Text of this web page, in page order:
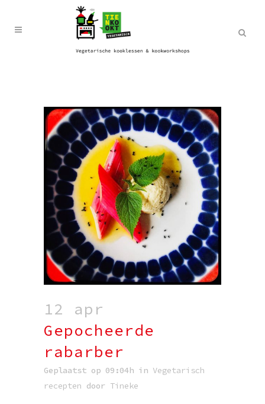
12 apr
Gepocheerde
rabarber
Geplaatst op 09:04h in Vegetarisch
recepten door Tineke